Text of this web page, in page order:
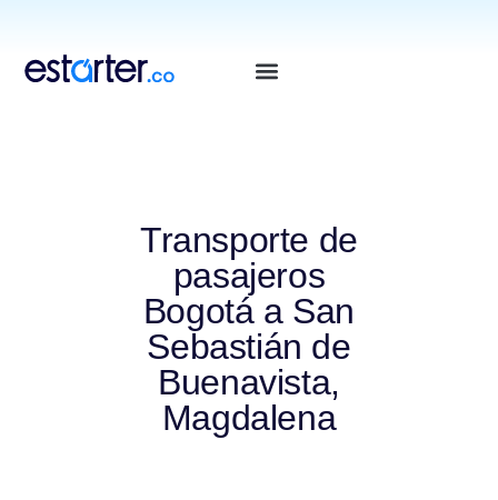
Transporte de
pasajeros
Bogotá a San
Sebastián de
Buenavista,
Magdalena